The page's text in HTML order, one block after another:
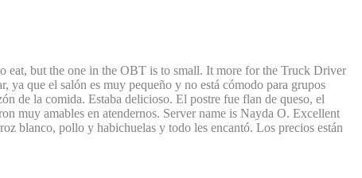
eat, but the one in the OBT is to small. It more for the Truck Driver
ya que el salón es muy pequeño y no está cómodo para grupos
de la comida. Estaba delicioso. El postre fue flan de queso, el
muy amables en atendernos. Server name is Nayda O. Excellent
blanco, pollo y habichuelas y todo les encantó. Los precios están